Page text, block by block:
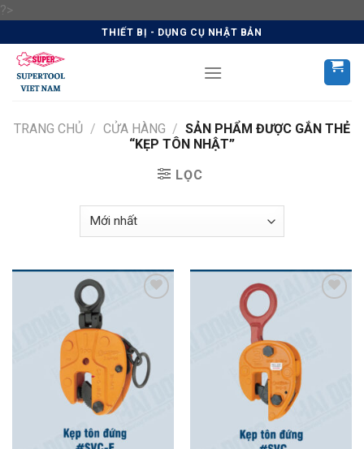
?>
content
THIẾT BỊ - DỤNG CỤ NHẬT BẢN
TRANG CHỦ / CỬA HÀNG / SẢN PHẨM ĐƯỢC GẮN THẺ
“KẸP TÔN NHẬT”
LỌC